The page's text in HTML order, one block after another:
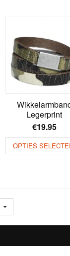
Legerprint
€19.95
OPTIES